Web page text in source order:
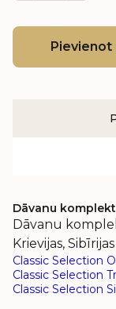
Pievienot
Dāvanu
Dāvanu
Krievijas,
Classic Selection
Classic Selection
Classic Selection